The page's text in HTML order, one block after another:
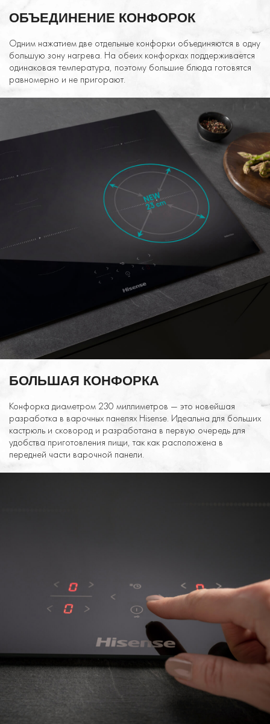
ОБЪЕДИНЕНИЕ КОНФОРОК
Одним нажатием две отдельные конфорки объединяются в одну
большую зону нагрева. На обеих конфорках поддерживается
одинаковая температура, поэтому большие блюда готовятся
равномерно и не пригорают.
БОЛЬШАЯ КОНФОРКА
Конфорка диаметром 230 миллиметров — это новейшая
разработка в варочных панелях Hisense. Идеальна для больших
кастрюль и сковород и разработана в первую очередь для
удобства приготовления пищи, так как расположена в
передней части варочной панели.